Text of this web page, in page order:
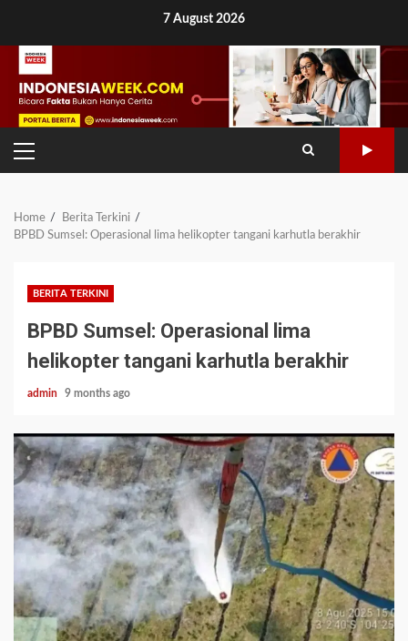
content
7 August 2026
PRIMARY
MENU
Home
Berita Terkini
BPBD Sumsel: Operasional lima helikopter tangani karhutla berakhir
BERITA TERKINI
BPBD Sumsel: Operasional lima
helikopter tangani karhutla berakhir
admin 9 months ago